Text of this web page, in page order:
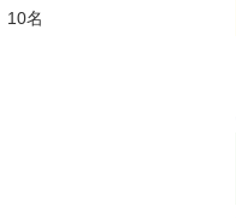
10名